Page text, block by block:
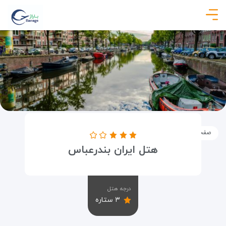
صفحه نخست اقامتگاه ها هتل ایران بندرعباس
هتل ایران بندرعباس
درجه هتل